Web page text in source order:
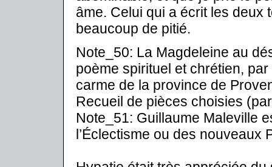
âme. Celui qui a écrit les deux
beaucoup de pitié.
Note_50: La Magdeleine au
poème spirituel et chrétien,
carme de la province de
Recueil de pièces choisies
Note_51: Guillaume Maleville
l’Éclectisme ou des nouveaux